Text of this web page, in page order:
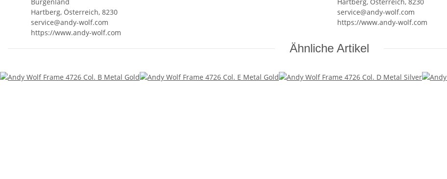
Burgenland
Hartberg, Österreich, 8230
service@andy-wolf.com
https://www.andy-wolf.com
Hartberg, Österreich, 8230
service@andy-wolf.com
https://www.andy-wolf.com
Ähnliche Artikel